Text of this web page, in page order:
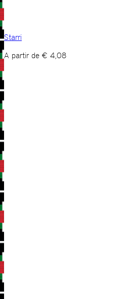
Starri
A partir de € 4,08